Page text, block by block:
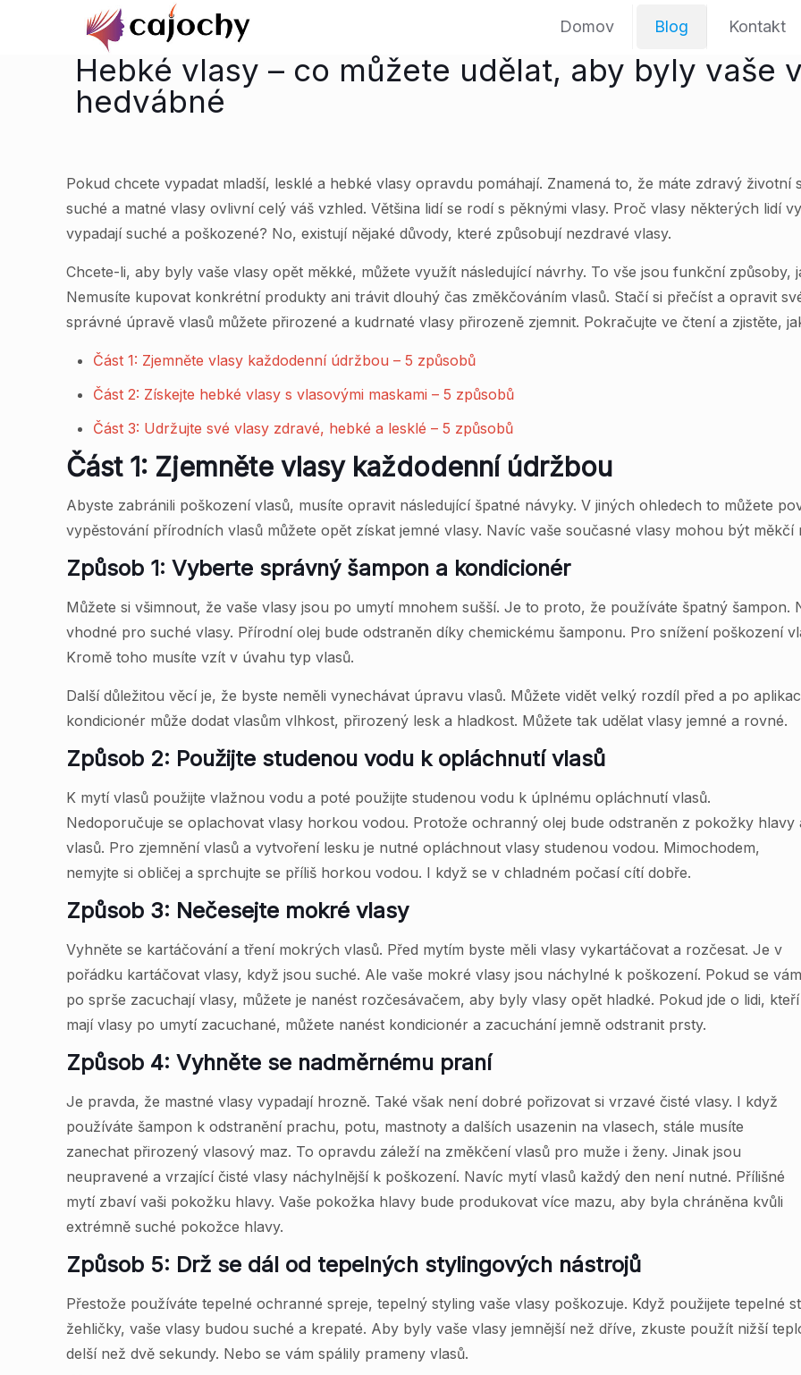
Domov Blog Kontakt
Hebké vlasy – co můžete udělat, aby byly vaše
hedvábné
Pokud chcete vypadat mladší, lesklé a hebké vlasy opravdu pomáhají. Znamená to, že máte zdravý
suché a matné vlasy ovlivní celý váš vzhled. Většina lidí se rodí s pěknými vlasy. Proč vlasy některých lidí
vypadají suché a poškozené? No, existují nějaké důvody, které způsobují nezdravé vlasy.
Chcete-li, aby byly vaše vlasy opět měkké, můžete využít následující návrhy. To vše jsou funkční způsoby,
Nemusíte kupovat konkrétní produkty ani trávit dlouhý čas změkčováním vlasů. Stačí si přečíst a opravit
správné úpravě vlasů můžete přirozené a kudrnaté vlasy přirozeně zjemnit. Pokračujte ve čtení a zjistěte,
Část 1: Zjemněte vlasy každodenní údržbou – 5 způsobů
Část 2: Získejte hebké vlasy s vlasovými maskami – 5 způsobů
Část 3: Udržujte své vlasy zdravé, hebké a lesklé – 5 způsobů
Část 1: Zjemněte vlasy každodenní údržbou
Abyste zabránili poškození vlasů, musíte opravit následující špatné návyky. V jiných ohledech to můžete
vypěstování přírodních vlasů můžete opět získat jemné vlasy. Navíc vaše současné vlasy mohou být měkčí
Způsob 1: Vyberte správný šampon a kondicionér
Můžete si všimnout, že vaše vlasy jsou po umytí mnohem sušší. Je to proto, že používáte špatný
vhodné pro suché vlasy. Přírodní olej bude odstraněn díky chemickému šamponu. Pro snížení poškození
Kromě toho musíte vzít v úvahu typ vlasů.
Další důležitou věcí je, že byste neměli vynechávat úpravu vlasů. Můžete vidět velký rozdíl před a po
kondicionér může dodat vlasům vlhkost, přirozený lesk a hladkost. Můžete tak udělat vlasy jemné a rovné.
Způsob 2: Použijte studenou vodu k opláchnutí vlasů
K mytí vlasů použijte vlažnou vodu a poté použijte studenou vodu k úplnému opláchnutí vlasů.
Nedoporučuje se oplachovat vlasy horkou vodou. Protože ochranný olej bude odstraněn z pokožky hlavy
vlasů. Pro zjemnění vlasů a vytvoření lesku je nutné opláchnout vlasy studenou vodou. Mimochodem,
nemyjte si obličej a sprchujte se příliš horkou vodou. I když se v chladném počasí cítí dobře.
Způsob 3: Nečesejte mokré vlasy
Vyhněte se kartáčování a tření mokrých vlasů. Před mytím byste měli vlasy vykartáčovat a rozčesat. Je v
pořádku kartáčovat vlasy, když jsou suché. Ale vaše mokré vlasy jsou náchylné k poškození. Pokud se
po sprše zacuchají vlasy, můžete je nanést rozčesávačem, aby byly vlasy opět hladké. Pokud jde o lidi, kteří
mají vlasy po umytí zacuchané, můžete nanést kondicionér a zacuchání jemně odstranit prsty.
Způsob 4: Vyhněte se nadměrnému praní
Je pravda, že mastné vlasy vypadají hrozně. Také však není dobré pořizovat si vrzavé čisté vlasy. I když
používáte šampon k odstranění prachu, potu, mastnoty a dalších usazenin na vlasech, stále musíte
zanechat přirozený vlasový maz. To opravdu záleží na změkčení vlasů pro muže i ženy. Jinak jsou
neupravené a vrzající čisté vlasy náchylnější k poškození. Navíc mytí vlasů každý den není nutné. Přílišné
mytí zbaví vaši pokožku hlavy. Vaše pokožka hlavy bude produkovat více mazu, aby byla chráněna kvůli
extrémně suché pokožce hlavy.
Způsob 5: Drž se dál od tepelných stylingových nástrojů
Přestože používáte tepelné ochranné spreje, tepelný styling vaše vlasy poškozuje. Když použijete tepelné
žehličky, vaše vlasy budou suché a krepaté. Aby byly vaše vlasy jemnější než dříve, zkuste použít nižší
delší než dvě sekundy. Nebo se vám spálily prameny vlasů.